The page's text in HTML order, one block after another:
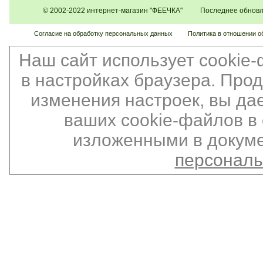
© 2002-2022 интернет-магазин "ФЕЕЧКА" Последнее
Согласие на обработку персональных данных Политика в отношении
Наш сайт использует
в настройках браузера.
изменения настроек, вы
ваших cookie-файлов в
изложенными в